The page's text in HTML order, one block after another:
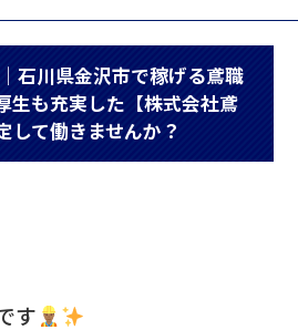
石川県金沢市で稼げる鳶職
生も充実した【株式会社鳶
して働きませんか？
す